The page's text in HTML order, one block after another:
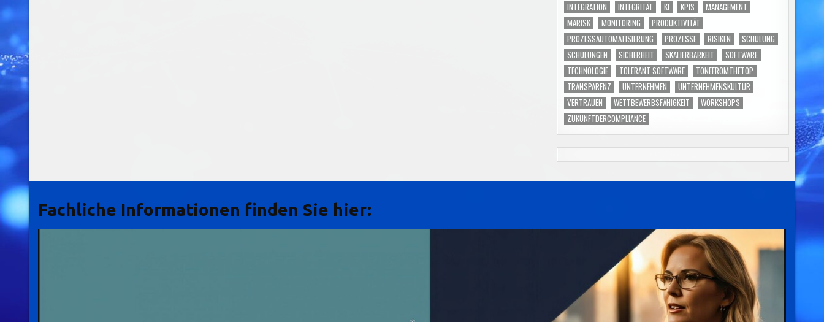
INTEGRATION
INTEGRITÄT KI KPIS
MANAGEMENT
MARISK
MONITORING
PRODUKTIVITÄT
PROZESSAUTOMATISIERUNG
PROZESSE RISIKEN
SCHULUNG
SCHULUNGEN
SICHERHEIT SKALIERBARKEIT
SOFTWARE
TECHNOLOGIE
TOLERANT SOFTWARE
TONEFROMTHETOP
TRANSPARENZ
UNTERNEHMEN
UNTERNEHMENSKULTUR
VERTRAUEN
WETTBEWERBSFÄHIGKEIT
WORKSHOPS
ZUKUNFTDERCOMPLIANCE
Fachliche Informationen finden Sie hier: